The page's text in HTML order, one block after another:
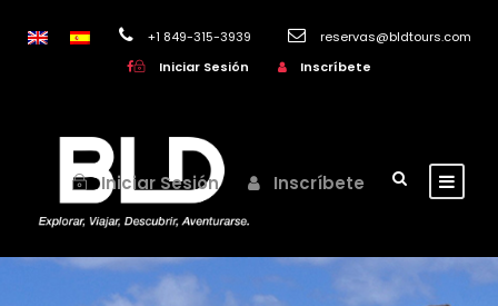
+1 849-315-3939
reservas@bldtours.com
Iniciar Sesión
Inscríbete
Iniciar Sesión Inscríbete